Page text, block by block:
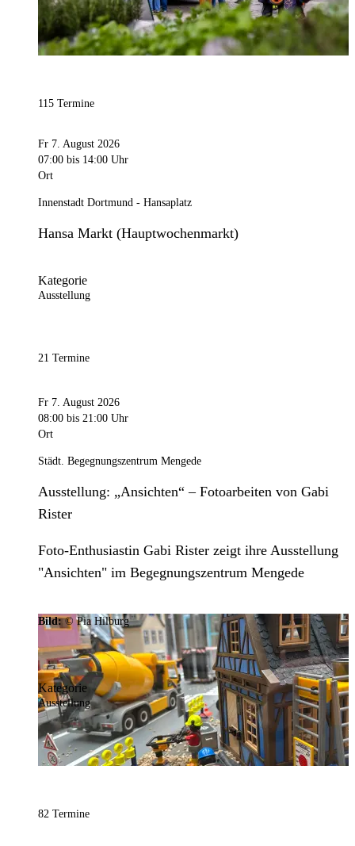
115 Termine
Fr 7. August 2026
07:00 bis 14:00 Uhr
Ort
Innenstadt Dortmund - Hansaplatz
Hansa Markt (Hauptwochenmarkt)
Kategorie
Ausstellung
21 Termine
Fr 7. August 2026
08:00 bis 21:00 Uhr
Ort
Städt. Begegnungszentrum Mengede
Ausstellung: „Ansichten“ – Fotoarbeiten von Gabi
Rister
Foto-Enthusiastin Gabi Rister zeigt ihre Ausstellung
"Ansichten" im Begegnungszentrum Mengede
Bild:© Pia Hilburg
Kategorie
Ausstellung
82 Termine